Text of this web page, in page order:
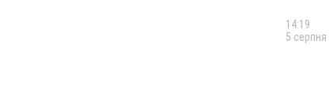
14:19
5 серпня